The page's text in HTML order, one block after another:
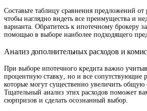
Составьте таблицу сравнения предложений от
чтобы наглядно видеть все преимущества и
варианта. Обратитесь к ипотечному брокеру
помощью в выборе наиболее подходящего
Анализ дополнительных расходов и
При выборе ипотечного кредита важно
процентную ставку‚ но и все сопутствующие
которые могут существенно увеличить общую
Тщательный анализ этих расходов поможет
сюрпризов и сделать осознанный выбор.